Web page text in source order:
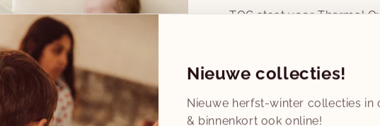
TOG staat voor Thermal
isolatiewaarde van textiel
hoe groter de isolatie, en
TOG-waarde op elk
vermelden, willen we
slaapkleding voor elke
Nieuwe collecties!
Nieuwe herfst-winter collecties in
& binnenkort ook online!